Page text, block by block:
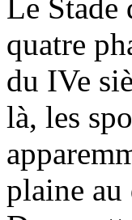
Le Stade
quatre
du IVe
là, les
plaine